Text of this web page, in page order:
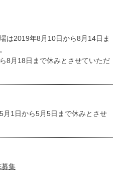
は2019年8月10日から8月14日ま
8月18日まで休みとさせていただ
1日から5月5日まで休みとさせ
募集